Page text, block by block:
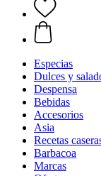
Especias
Dulces y
Despensa
Bebidas
Accesorios
Asia
Recetas
Barbacoa
Marcas